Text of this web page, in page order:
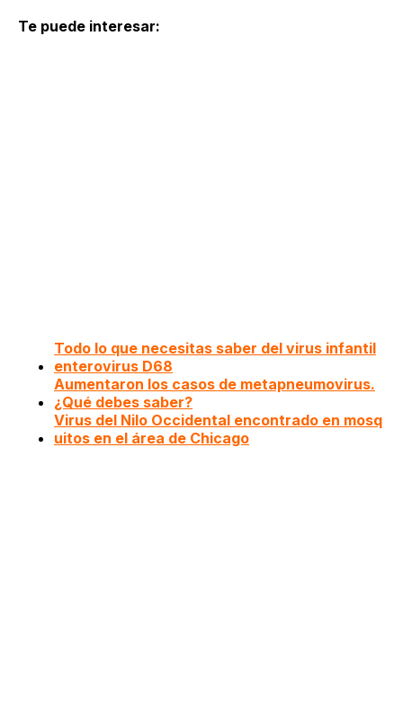
Te puede interesar:
Todo lo que necesitas saber del virus infantil
enterovirus D68
Aumentaron los casos de metapneumovirus.
¿Qué debes saber?
Virus del Nilo Occidental encontrado en mosq
uitos en el área de Chicago